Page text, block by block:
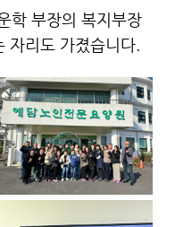
학 부장의 복지부장
자리도 가졌습니다.